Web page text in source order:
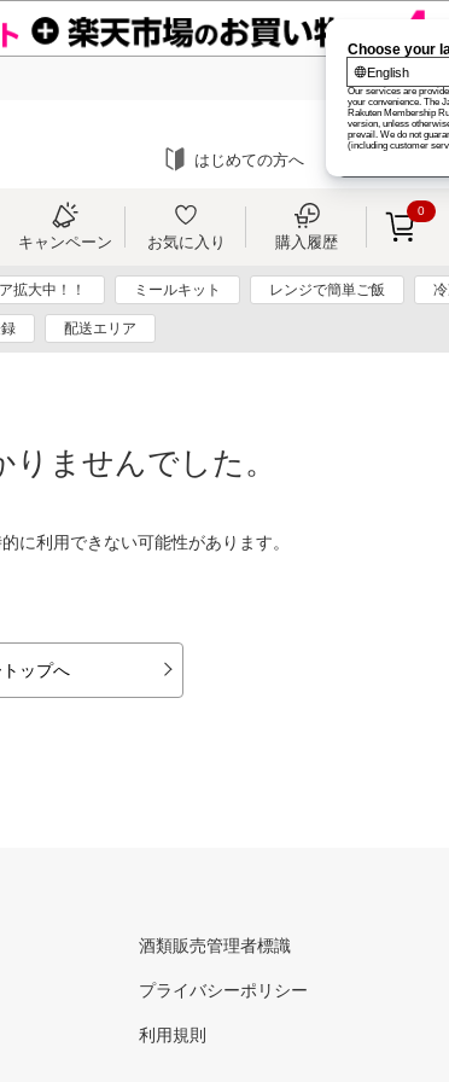
はじめての方へ
キャンペーン お気に入り 購入履歴
0
拡大中！！ ミールキット レンジで簡単ご飯
配送エリア
ませんでした。
に利用できない可能性があります。
ップへ
酒類販売管理者標識
プライバシーポリシー
利用規則